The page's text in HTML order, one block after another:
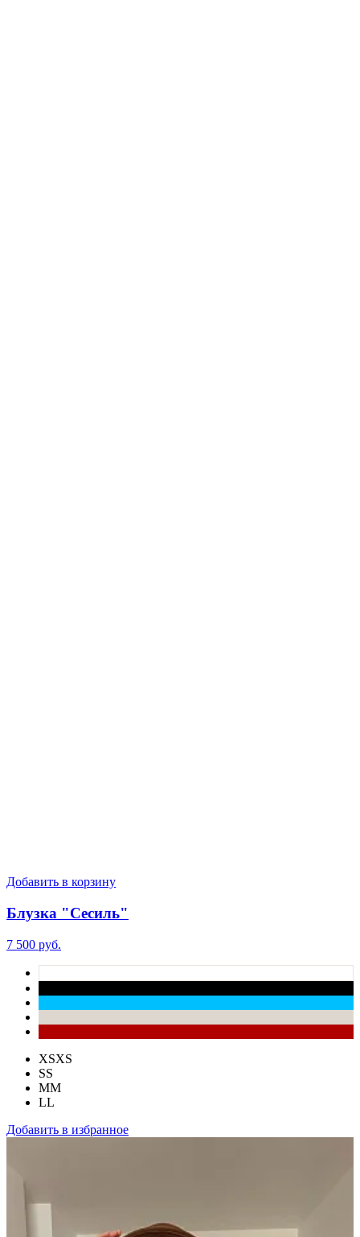
Добавить в корзину
Блузка "Сесиль"
7 500 руб.
XSXS
SS
MM
LL
Добавить в избранное